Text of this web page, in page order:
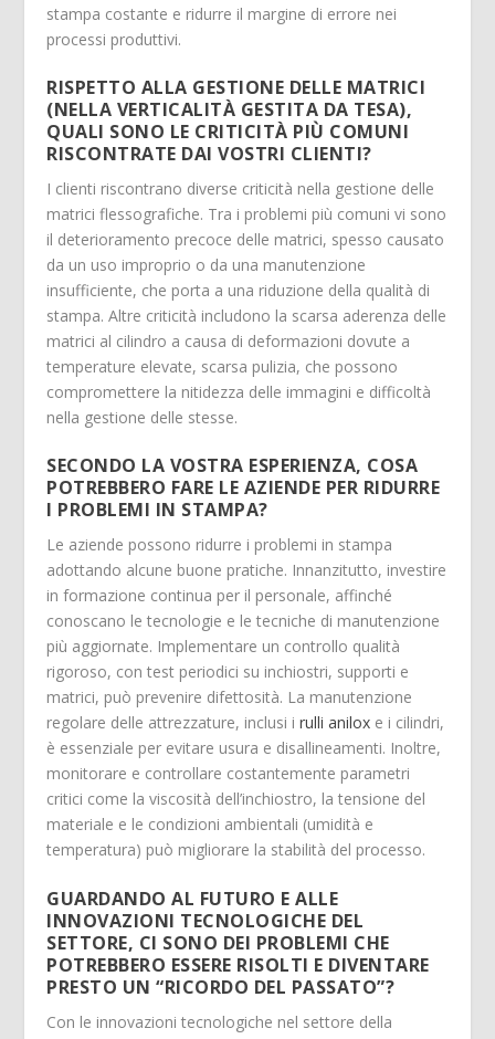
stampa costante e ridurre il margine di errore nei
processi produttivi.
RISPETTO ALLA GESTIONE DELLE MATRICI
(NELLA VERTICALITÀ GESTITA DA TESA),
QUALI SONO LE CRITICITÀ PIÙ COMUNI
RISCONTRATE DAI VOSTRI CLIENTI?
I clienti riscontrano diverse criticità nella gestione delle
matrici flessografiche. Tra i problemi più comuni vi sono
il deterioramento precoce delle matrici, spesso causato
da un uso improprio o da una manutenzione
insufficiente, che porta a una riduzione della qualità di
stampa. Altre criticità includono la scarsa aderenza delle
matrici al cilindro a causa di deformazioni dovute a
temperature elevate, scarsa pulizia, che possono
compromettere la nitidezza delle immagini e difficoltà
nella gestione delle stesse.
SECONDO LA VOSTRA ESPERIENZA, COSA
POTREBBERO FARE LE AZIENDE PER RIDURRE
I PROBLEMI IN STAMPA?
Le aziende possono ridurre i problemi in stampa
adottando alcune buone pratiche. Innanzitutto, investire
in formazione continua per il personale, affinché
conoscano le tecnologie e le tecniche di manutenzione
più aggiornate. Implementare un controllo qualità
rigoroso, con test periodici su inchiostri, supporti e
matrici, può prevenire difettosità. La manutenzione
regolare delle attrezzature, inclusi irulli anilox e i cilindri,
è essenziale per evitare usura e disallineamenti. Inoltre,
monitorare e controllare costantemente parametri
critici come la viscosità dell’inchiostro, la tensione del
materiale e le condizioni ambientali (umidità e
temperatura) può migliorare la stabilità del processo.
GUARDANDO AL FUTURO E ALLE
INNOVAZIONI TECNOLOGICHE DEL
SETTORE, CI SONO DEI PROBLEMI CHE
POTREBBERO ESSERE RISOLTI E DIVENTARE
PRESTO UN “RICORDO DEL PASSATO”?
Con le innovazioni tecnologiche nel settore della